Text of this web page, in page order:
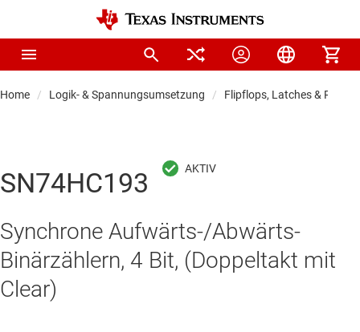
Home Logik- & Spannungsumsetzung Flipflops, Latches &
SN74HC193
Synchrone Aufwärts-/Abwärts-
Binärzählern, 4 Bit, (Doppeltakt mit
Clear)